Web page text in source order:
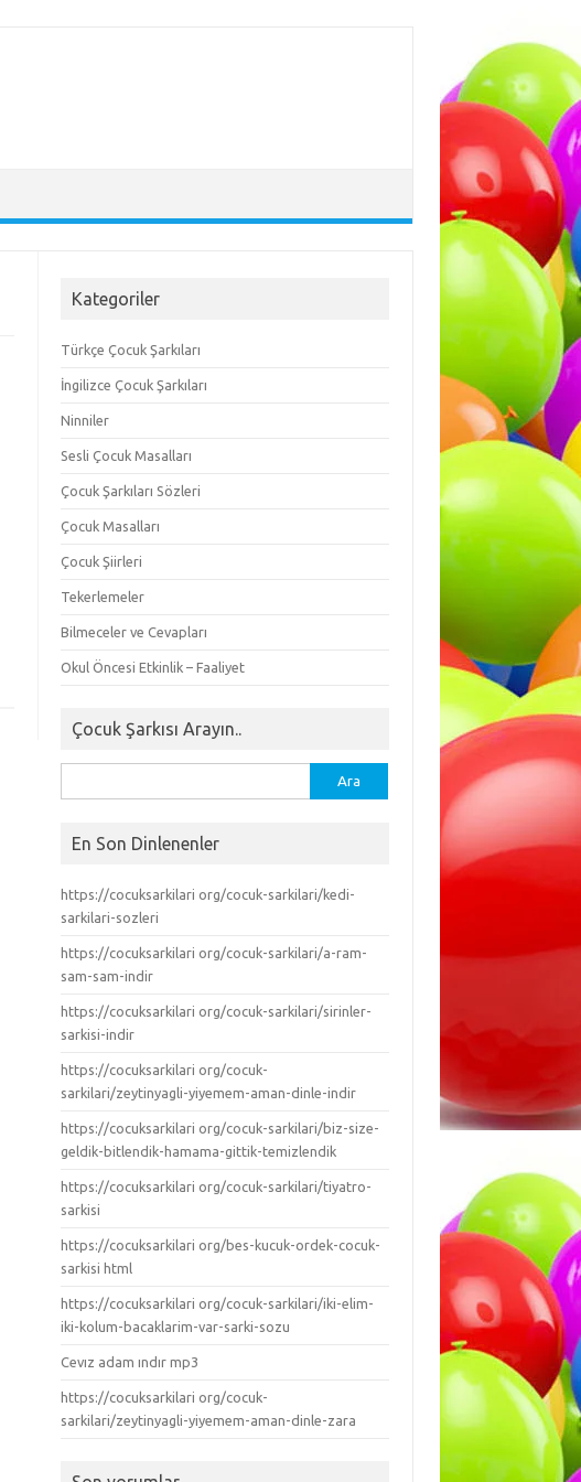
Kategoriler
Türkçe Çocuk Şarkıları
İngilizce Çocuk Şarkıları
Ninniler
Sesli Çocuk Masalları
Çocuk Şarkıları Sözleri
Çocuk Masalları
Çocuk Şiirleri
Tekerlemeler
Bilmeceler ve Cevapları
Okul Öncesi Etkinlik – Faaliyet
Çocuk Şarkısı Arayın..
En Son Dinlenenler
https://cocuksarkilari org/cocuk-sarkilari/kedi-
sarkilari-sozleri
https://cocuksarkilari org/cocuk-sarkilari/a-ram-
sam-sam-indir
https://cocuksarkilari org/cocuk-sarkilari/sirinler-
sarkisi-indir
https://cocuksarkilari org/cocuk-
sarkilari/zeytinyagli-yiyemem-aman-dinle-indir
https://cocuksarkilari org/cocuk-sarkilari/biz-size-
geldik-bitlendik-hamama-gittik-temizlendik
https://cocuksarkilari org/cocuk-sarkilari/tiyatro-
sarkisi
https://cocuksarkilari org/bes-kucuk-ordek-cocuk-
sarkisi html
https://cocuksarkilari org/cocuk-sarkilari/iki-elim-
iki-kolum-bacaklarim-var-sarki-sozu
Cevız adam ındır mp3
https://cocuksarkilari org/cocuk-
sarkilari/zeytinyagli-yiyemem-aman-dinle-zara